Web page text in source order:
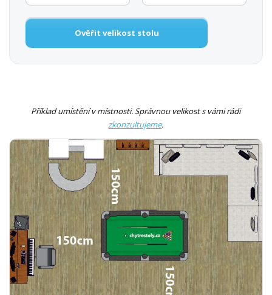
Ověřit velikost stolu
Příklad umístění v místnosti. Správnou velikost s vámi rádi
zkonzultujeme.